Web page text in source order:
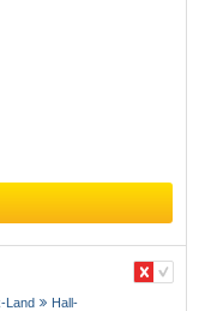
Land
Hall-